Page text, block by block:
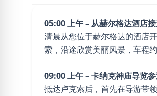
05:00 上午 – 从赫尔格达酒店
清晨从您位于赫尔格达的酒店
索，沿途欣赏美丽风景，车程约
09:00 上午 – 卡纳克神庙导览
抵达卢克索后，首先在导游带